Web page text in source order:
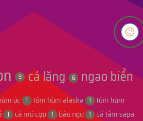
9 cá lăng 6 ngao biển
úc 1 tôm hùm alaska 1
tôm hùm
1 cá mú cọp 1 bào ngư 1 cá tầm sapa